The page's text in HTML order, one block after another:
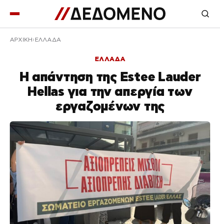
ΑΡΧΙΚΉ ΕΛΛΑΔΑ
ΕΛΛΑΔΑ
Η απάντηση της Estee Lauder
Hellas για την απεργία των
εργαζομένων της